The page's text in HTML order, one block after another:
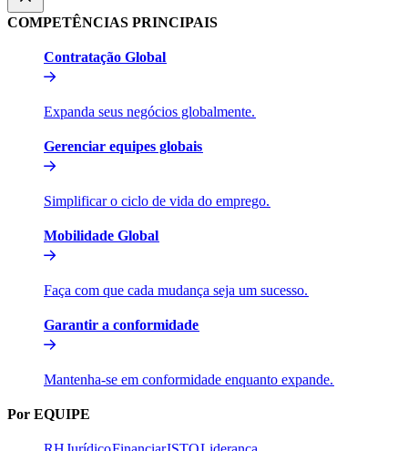
COMPETÊNCIAS PRINCIPAIS​​
Contratação Global​​
Expanda seus negócios globalmente.​​
Gerenciar equipes globais​​
Simplificar o ciclo de vida do emprego.​​
Mobilidade Global​​
Faça com que cada mudança seja um sucesso.​​
Garantir a conformidade​​
Mantenha-se em conformidade enquanto expande.​​
Por EQUIPE​​